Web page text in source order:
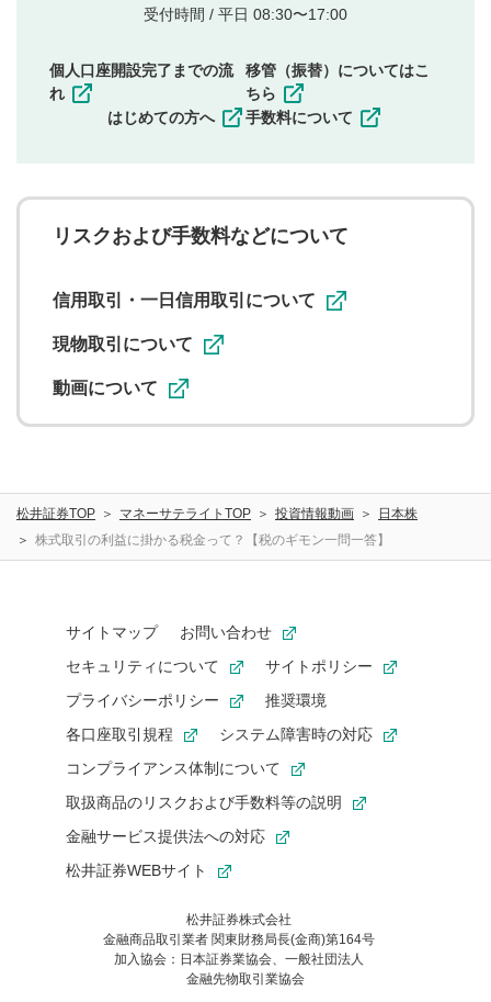
他者の権利（商標、著作権、その他の知的財産
その他当社が不適切と判断した投稿
一度投稿した評価およびコメントの変更・削除はできま
に関する著作者人格権を行使しないことに同意します。利
用者が投稿したコメントは、当社サービスの広告・宣伝、
ることがあります。
受付時間 / 平日 08:30〜17:00
個人口座開設完了までの流
れ
はじめての方へ
移管（振替）についてはこ
ちら
手数料について
リスクおよび手数料などについて
信用取引・一日信用取引について
現物取引について
動画について
松井証券TOP マネーサテライトTOP 投資情報動画
日本株
株式取引の利益に掛かる税金って？【税のギモン一問一答】
サイトマップ
お問い合わせ
セキュリティについて
サイトポリシー
プライバシーポリシー
推奨環境
各口座取引規程
システム障害時の対応
コンプライアンス体制について
取扱商品のリスクおよび手数料等の説明
金融サービス提供法への対応
松井証券WEBサイト
松井証券株式会社
金融商品取引業者 関東財務局長(金商)第164号
加入協会：日本証券業協会、一般社団法人
金融先物取引業協会
お気に入り機能は松井証券の会員限定の機能です。
お気に入り登録いただくと、後からいつでもお気に入りのコンテ
ンツを一覧でご確認いただけます。